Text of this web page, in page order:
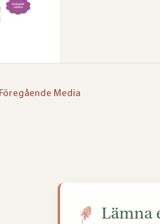
Föregående Media
Lämna